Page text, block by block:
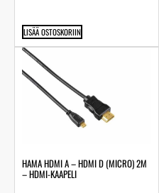
LISÄÄ OSTOSKORIIN
HAMA HDMI A – HDMI D (MICRO) 2M
– HDMI-KAAPELI